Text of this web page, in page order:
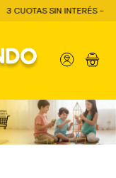
3 CUOTAS SIN INTERÉS -
0